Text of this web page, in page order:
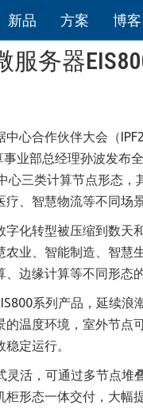
新品 方案 博客
务器
心合作伙伴大会（
业部总经理孙波发布
心三类计算节点形态
、智慧物流等不同场景
化转型被压缩到数
业、智能制造、智慧
边缘计算等不同形态
系列产品，延续浪
温度环境，室外节点
定运行。
灵活，可通过多节点
形态一体交付，大幅